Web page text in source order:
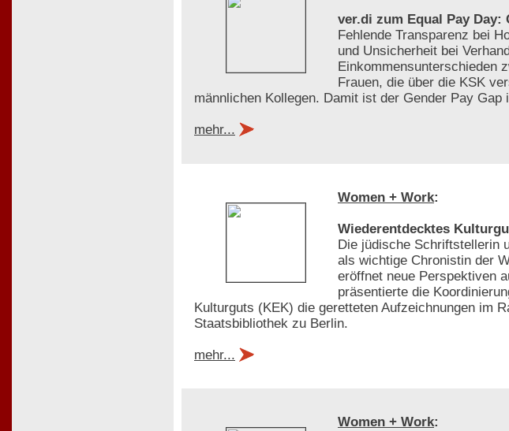
ver.di zum Equal Pay
Fehlende Transparenz bei
und Unsicherheit bei
Einkommensunterschieden
Frauen, die über die KSK
männlichen Kollegen. Damit ist der Gender Pay
mehr...
Women + Work:
Wiederentdecktes
Die jüdische Schriftstellerin
als wichtige Chronistin der
eröffnet neue Perspektiven
präsentierte die
Kulturguts (KEK) die geretteten Aufzeichnungen im
Staatsbibliothek zu Berlin.
mehr...
Women + Work: